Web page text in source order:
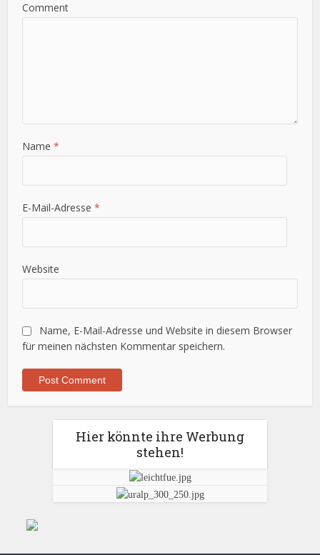
Comment
Name*
E-Mail-Adresse*
Website
Name, E-Mail-Adresse und Website in diesem Browser
für meinen nächsten Kommentar speichern.
Hier könnte ihre Werbung
stehen!